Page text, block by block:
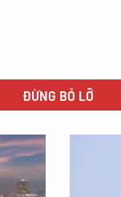
ĐỪNG BỎ LỠ